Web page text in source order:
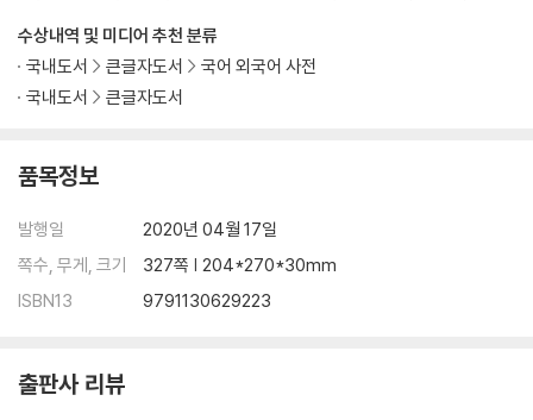
수상내역 및 미디어 추천 분류
국내도서
큰글자도서
국어 외국어 사전
국내도서
큰글자도서
품목정보
발행일
2020년 04월 17일
쪽수, 무게, 크기
327쪽 | 204*270*30mm
ISBN13
9791130629223
출판사 리뷰